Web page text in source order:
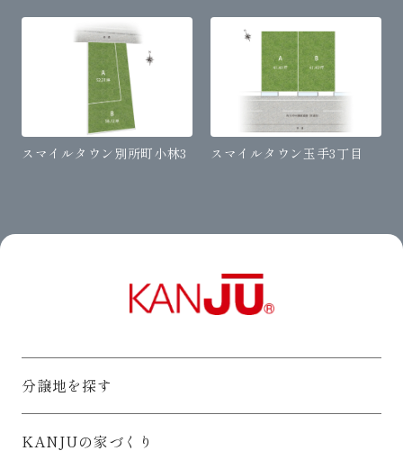
スマイルタウン別所町小林3 スマイルタウン玉手3丁目
分譲地を探す
KANJUの家づくり